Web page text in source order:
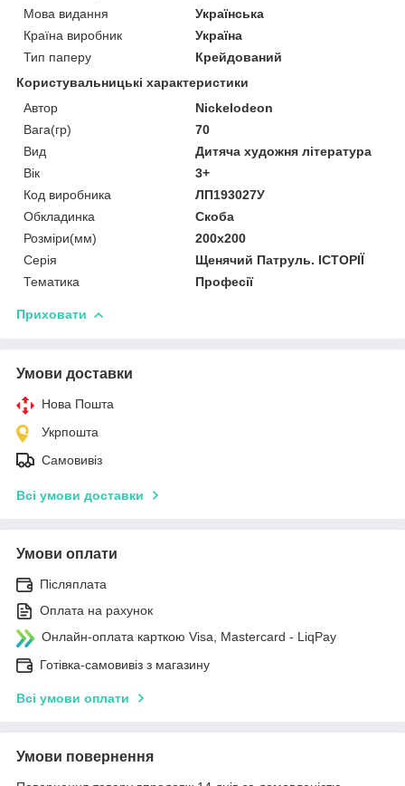
Мова видання
Українська
Країна виробник
Україна
Тип паперу
Крейдований
Користувальницькі характеристики
Автор
Nickelodeon
Вага(гр)
70
Вид
Дитяча художня література
Вік
3+
Код виробника
ЛП193027У
Обкладинка
Скоба
Розміри(мм)
200х200
Серія
Щенячий Патруль. ІСТОРІЇ
Тематика
Професії
Приховати
Умови доставки
Нова Пошта
Укрпошта
Самовивіз
Всі умови доставки
Умови оплати
Післяплата
Оплата на рахунок
Онлайн-оплата карткою Visa, Mastercard - LiqPay
Готівка-самовивіз з магазину
Всі умови оплати
Умови повернення